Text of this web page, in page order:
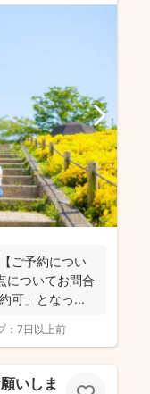
予約につい
についてお問合
可」となっ...
： 7日以上前
いします⭕️